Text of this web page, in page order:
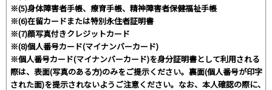
※(5)身体障害者手帳、療育手帳、精神障害者保健福祉手帳
※(6)在留カードまたは特別永住者証明書
※(7)顔写真付きクレジットカード
※(8)個人番号カード(マイナンバーカード)
※個人番号カード(マイナンバーカード)を身分証明書として利用される
際は、表面(写真のある方)のみをご提示ください。裏面(個人番号が印字
された面)を提示されないようご注意ください。なお、本人確認の際に、